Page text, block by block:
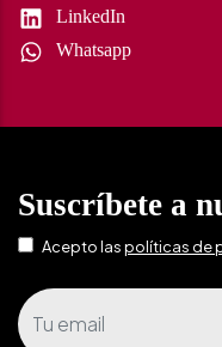
LinkedIn
Whatsapp
Suscríbete a
Acepto laspolíticas de